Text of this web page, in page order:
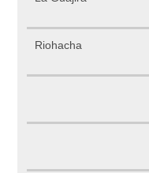
Riohacha